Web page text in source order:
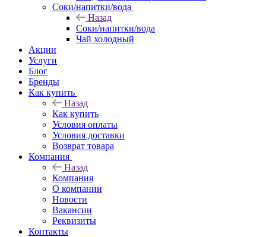
Соки/напитки/вода
Назад
Соки/напитки/вода
Чай холодный
Акции
Услуги
Блог
Бренды
Как купить
Назад
Как купить
Условия оплаты
Условия доставки
Возврат товара
Компания
Назад
Компания
О компании
Новости
Вакансии
Реквизиты
Контакты